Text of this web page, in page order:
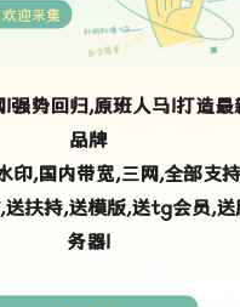
迎采集
强势回归,原班人马!打造最
品牌
印,国内带宽,三网,全部支持
送扶持,送模版,送tg会员,送
务器!